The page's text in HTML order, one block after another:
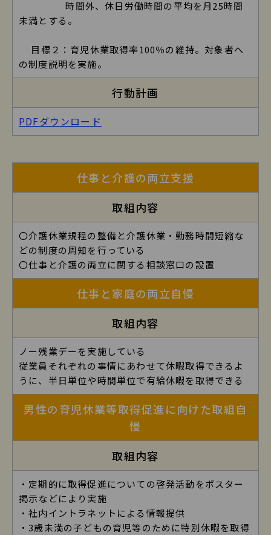
時間外、休日労働時間の平均を月25時間
未満とする。
目標２：育児休業取得率100％の維持。対象者へ
の制度説明を実施。
行動計画
PDFダウンロード
株式会社サンエスの詳細3
仕事と介護の両立支援
取組内容
〇介護休業規程の整備と介護休業・勤務時間短縮な
どの制度の周知を行っている
〇仕事と介護の両立に関する相談窓口の設置
仕事と家庭の両立自慢
取組内容
ノー残業デーを実施している
従業員それぞれの事情にあわせて休暇取得できるよ
うに、半日単位や時間単位で有給休暇を取得できる
男性の育児休業等取得促進に向けた取組自
慢
取組内容
・定期的に取得促進についての啓発活動をポスター
掲示などにより実施
・社内イントラネットによる情報提供
・3歳未満の子どもの育児等のために特別休暇を取得